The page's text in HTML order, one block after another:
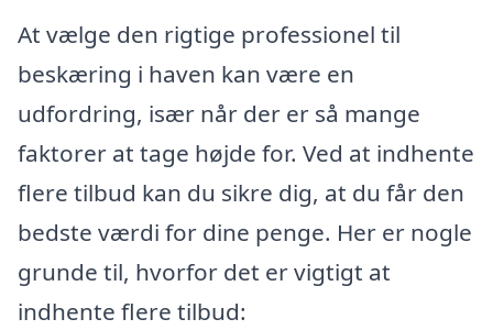
At vælge den rigtige professionel til
beskæring i haven kan være en
udfordring, især når der er så mange
faktorer at tage højde for. Ved at indhente
flere tilbud kan du sikre dig, at du får den
bedste værdi for dine penge. Her er nogle
grunde til, hvorfor det er vigtigt at
indhente flere tilbud: